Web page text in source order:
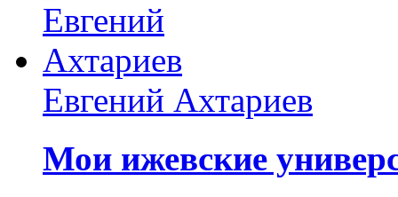
Евгений Ахтариев
Мои ижевские